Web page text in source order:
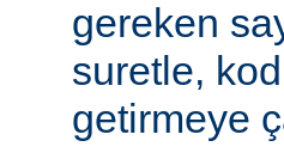
gereken
suretle,
getirmeye